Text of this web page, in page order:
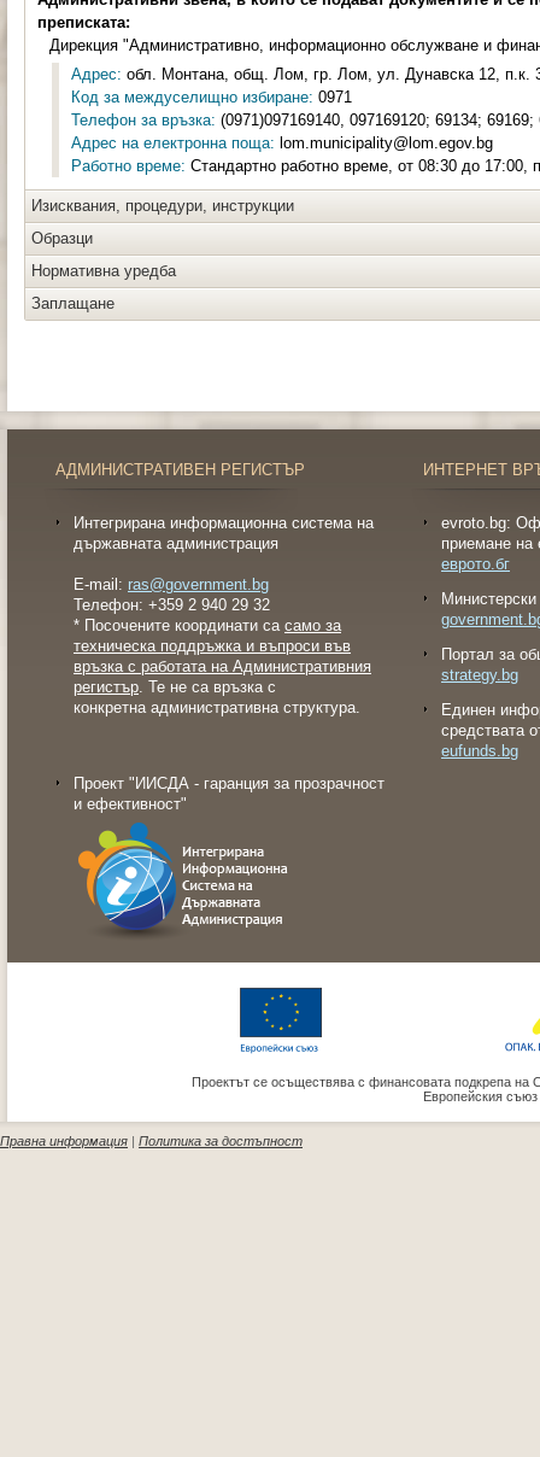
преписката:
Дирекция "Административно, информационно обслужване и
Адрес: обл. Монтана, общ. Лом, гр. Лом, ул. Дунавска 12, п.к.
Код за междуселищно избиране: 0971
Телефон за връзка: (0971)097169140, 097169120; 69134; 69169;
Адрес на електронна поща: lom.municipality@lom.egov.bg
Работно време: Стандартно работно време, от 08:30 до 17:00,
Изисквания, процедури, инструкции
Образци
Нормативна уредба
Заплащане
АДМИНИСТРАТИВЕН РЕГИСТЪР
Интегрирана информационна система на
държавната администрация
E-mail: ras@government.bg
Телефон: +359 2 940 29 32
* Посочените координати са само за
техническа поддръжка и въпроси във
връзка с работата на Административния
регистър. Те не са връзка с
конкретна административна структура.
Проект "ИИСДА - гаранция за прозрачност
и ефективност"
ИНТЕРНЕТ
evroto.bg:
приемане на
еврото.бг
Портал за
strategy.bg
Eдинен
средствата
eufunds.bg
Проектът се осъществява с финансовата подкрепа на
Европейския
Правна информация | Политика за достъпност